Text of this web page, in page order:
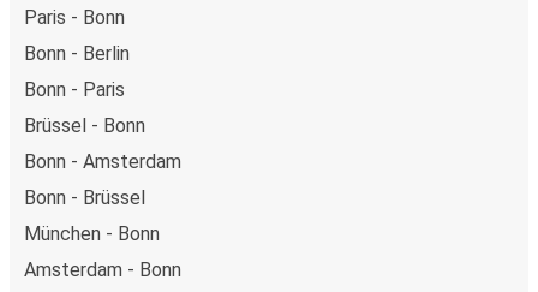
Paris - Bonn
Bonn - Berlin
Bonn - Paris
Brüssel - Bonn
Bonn - Amsterdam
Bonn - Brüssel
München - Bonn
Amsterdam - Bonn